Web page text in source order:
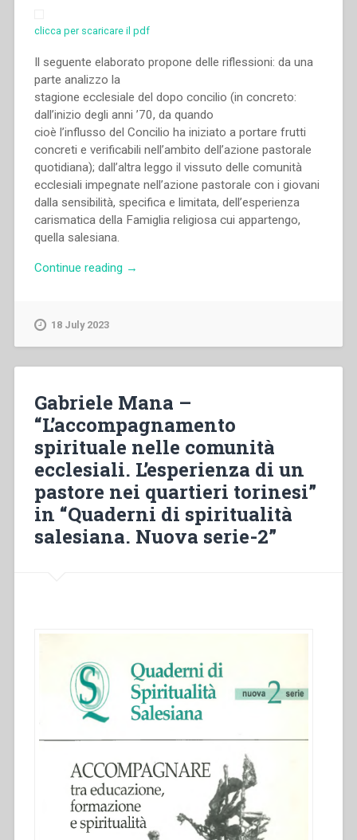
Don
fino
metà
del
secolo
XX.
Atti
del
Congresso
internazionale
novembre
2014””
clicca per scaricare il pdf
Il seguente elaborato propone delle riflessioni: da una
parte analizzo la
stagione ecclesiale del dopo concilio (in concreto:
dall’inizio degli anni ’70, da quando
cioè l’influsso del Concilio ha iniziato a portare frutti
concreti e verificabili nell’ambito dell’azione pastorale
quotidiana); dall’altra leggo il vissuto delle comunità
ecclesiali impegnate nell’azione pastorale con i giovani
dalla sensibilità, specifica e limitata, dell’esperienza
carismatica della Famiglia religiosa cui appartengo,
quella salesiana.
Continue reading “Riccardo
pastorale
ecclesiale
in
Italia
dal
dopo
concilio
oggi”
Italia””
→
18 July 2023
Gabriele Mana –
“L’accompagnamento
spirituale nelle comunità
ecclesiali. L’esperienza di un
pastore nei quartieri torinesi”
in “Quaderni di spiritualità
salesiana. Nuova serie-2”